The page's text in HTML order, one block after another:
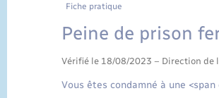
Fiche pratique
Peine de prison
Vérifié le 18/08/2023 – Direction
Vous êtes condamné à une